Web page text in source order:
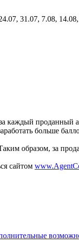
31.07, 7.08,
каждый
больше
образом, за
сайтом